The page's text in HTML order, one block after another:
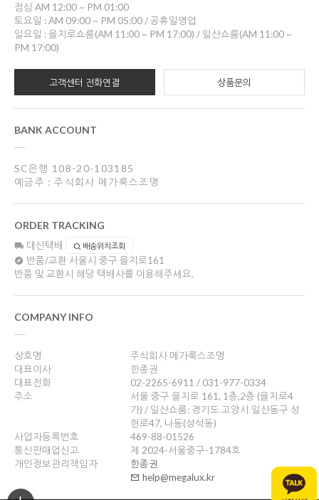
점심 AM 12:00 ~ PM 01:00
토요일 : AM 09:00 ~ PM 05:00 / 공휴일영업
일요일 : 을지로쇼룸(AM 11:00 ~ PM 17:00) / 일산쇼룸(AM 11:00 ~
PM 17:00)
고객센터 전화연결 상품문의
BANK ACCOUNT
SC은행 108-20-103185
예금주 : 주식회사 메가룩스조명
ORDER TRACKING
대신택배 배송위치조회
반품/교환 서울시 중구 을지로161
반품 및 교환시 해당 택배사를 이용해주세요.
COMPANY INFO
상호명
주식회사 메가룩스조명
대표이사
한종권
대표전화
02-2265-6911 / 031-977-0334
주소
서울 중구 을지로 161, 1층,2층 (을지로4
가) / 일산쇼룸: 경기도 고양시 일산동구 성
현로47, 나동(성석동)
사업자등록번호
469-88-01526
통신판매업신고
제 2024-서울중구-1784호
개인정보관리책임자
한종권
help@megalux.kr